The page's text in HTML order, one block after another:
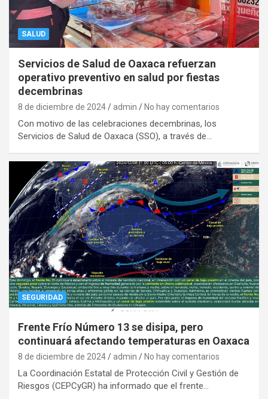
SALUD
Servicios de Salud de Oaxaca refuerzan
operativo preventivo en salud por fiestas
decembrinas
8 de diciembre de 2024 admin No hay comentarios
Con motivo de las celebraciones decembrinas, los
Servicios de Salud de Oaxaca (SSO), a través de…
SEGURIDAD
Frente Frío Número 13 se disipa, pero
continuará afectando temperaturas en Oaxaca
8 de diciembre de 2024 admin No hay comentarios
La Coordinación Estatal de Protección Civil y Gestión de
Riesgos (CEPCyGR) ha informado que el frente…